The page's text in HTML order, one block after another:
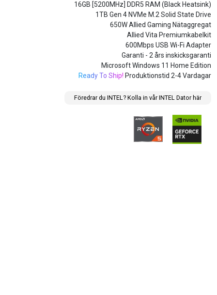
16GB [5200MHz] DDR5 RAM (Black Heatsink)
1TB Gen 4 NVMe M.2 Solid State Drive
650W Allied Gaming Nätaggregat
Allied Vita Premiumkabelkit
600Mbps USB Wi-Fi Adapter
Garanti - 2 års inskicksgaranti
Microsoft Windows 11 Home Edition
Ready To Ship! Produktionstid 2-4 Vardagar
Föredrar du INTEL? Kolla in vår INTEL Dator här